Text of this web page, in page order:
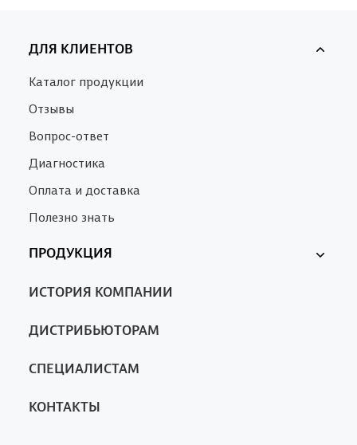
ДЛЯ КЛИЕНТОВ
Каталог продукции
Отзывы
Вопрос-ответ
Диагностика
Оплата и доставка
Полезно знать
ПРОДУКЦИЯ
Ферменкол
ИСТОРИЯ КОМПАНИИ
ДИСТРИБЬЮТОРАМ
СПЕЦИАЛИСТАМ
КОНТАКТЫ